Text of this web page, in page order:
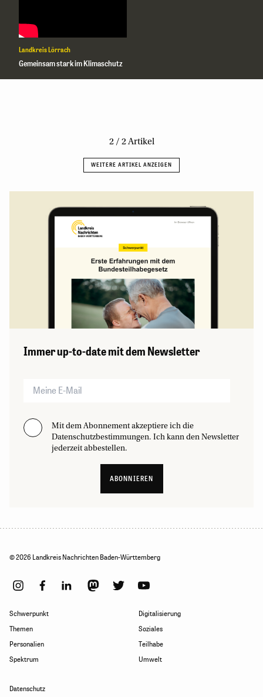
Landkreis Lörrach
Gemeinsam stark im Klimaschutz
Immer up-to-date mit dem Newsletter
Mit dem Abonnement akzeptiere ich die
Datenschutzbestimmungen. Ich kann den Newsletter
jederzeit abbestellen.
ABONNIEREN
Schwerpunkt
Themen
Personalien
Spektrum
Digitalisierung
Soziales
Teilhabe
Umwelt
Datenschutz
© 2026 Landkreis Nachrichten Baden-Württemberg